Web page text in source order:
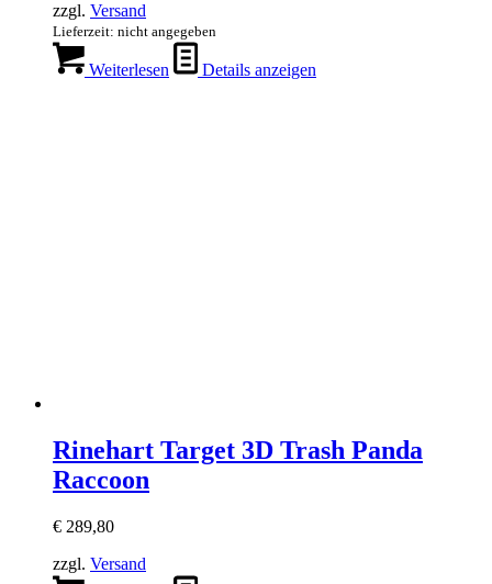
zzgl. Versand
Lieferzeit: nicht angegeben
Weiterlesen Details anzeigen
Rinehart Target 3D Trash Panda
Raccoon
€ 289,80
zzgl. Versand